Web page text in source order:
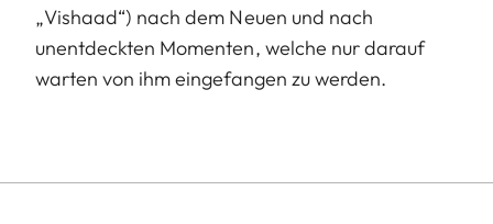
„Vishaad“) nach dem Neuen und nach
unentdeckten Momenten, welche nur darauf
warten von ihm eingefangen zu werden.